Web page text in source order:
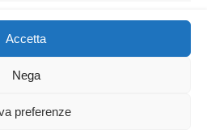
Accetta
Nega
preferenze
&Cookie Policy